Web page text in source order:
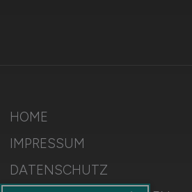
HOME
IMPRESSUM
DATENSCHUTZ